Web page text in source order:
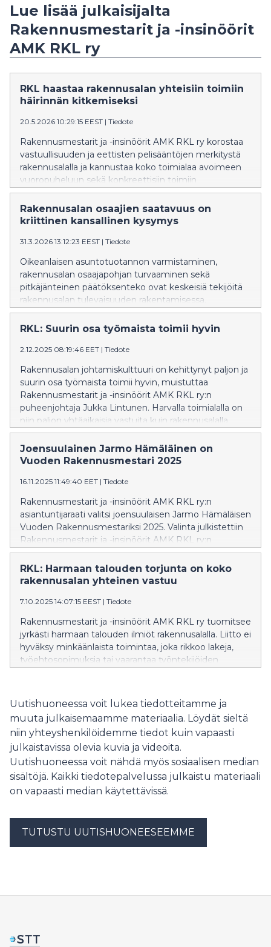
Lue lisää julkaisijalta
Rakennusmestarit ja -insinöörit
AMK RKL ry
RKL haastaa rakennusalan yhteisiin toimiin
häirinnän kitkemiseksi
20.5.2026 10:29:15 EEST | Tiedote
Rakennusmestarit ja -insinöörit AMK RKL ry korostaa
vastuullisuuden ja eettisten pelisääntöjen merkitystä
rakennusalalla ja kannustaa koko toimialaa avoimeen
vuoropuheluun sekä konkreettisiin toimiin
yhdenvertaisuuden edistämiseksi.
Rakennusalan osaajien saatavuus on
kriittinen kansallinen kysymys
31.3.2026 13:12:23 EEST | Tiedote
Oikeanlaisen asuntotuotannon varmistaminen,
rakennusalan osaajapohjan turvaaminen sekä
pitkäjänteinen päätöksenteko ovat keskeisiä tekijöitä
rakennusalan tulevaisuuden rakentamisessa,
muistuttaa Rakennusmestarit ja -insinöörit amk RKL
ry.
RKL: Suurin osa työmaista toimii hyvin
2.12.2025 08:19:46 EET | Tiedote
Rakennusalan johtamiskulttuuri on kehittynyt paljon ja
suurin osa työmaista toimii hyvin, muistuttaa
Rakennusmestarit ja -insinöörit AMK RKL ry:n
puheenjohtaja Jukka Lintunen. Harvalla toimialalla on
niin paljon yhtäaikaisia vastuita kuin rakennusalalla.
Joensuulainen Jarmo Hämäläinen on
Vuoden Rakennusmestari 2025
16.11.2025 11:49:40 EET | Tiedote
Rakennusmestarit ja -insinöörit AMK RKL ry:n
asiantuntijaraati valitsi joensuulaisen Jarmo Hämäläisen
Vuoden Rakennusmestariksi 2025. Valinta julkistettiin
Rakennusmestarit ja -insinöörit AMK RKL ry:n
liittokokouksessa Tampereella sunnuntaina.
Hämäläinen on ansioitunut puurakentamisen osaaja ja
mentori.
RKL: Harmaan talouden torjunta on koko
rakennusalan yhteinen vastuu
7.10.2025 14:07:15 EEST | Tiedote
Rakennusmestarit ja -insinöörit AMK RKL ry tuomitsee
jyrkästi harmaan talouden ilmiöt rakennusalalla. Liitto ei
hyväksy minkäänlaista toimintaa, joka rikkoo lakeja,
työehtosopimuksia tai vaarantaa työntekijöiden
Uutishuoneessa voit lukea tiedotteitamme ja
muuta julkaisemaamme materiaalia. Löydät sieltä
niin yhteyshenkilöidemme tiedot kuin vapaasti
julkaistavissa olevia kuvia ja videoita.
Uutishuoneessa voit nähdä myös sosiaalisen median
sisältöjä. Kaikki tiedotepalvelussa julkaistu materiaali
on vapaasti median käytettävissä.
TUTUSTU UUTISHUONEESEEMME